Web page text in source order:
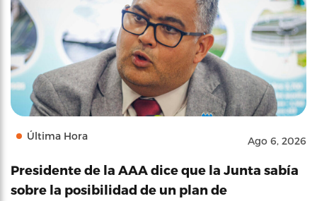
Última Hora Ago 6, 2026
Presidente de la AAA dice que la Junta sabía
sobre la posibilidad de un plan de